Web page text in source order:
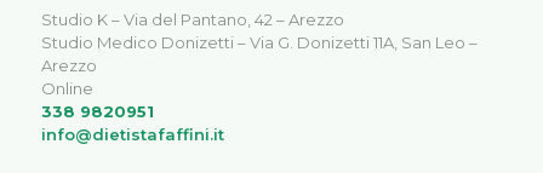
Studio K – Via del Pantano, 42 – Arezzo
Studio Medico Donizetti – Via G. Donizetti 11A, San Leo –
Arezzo
Online
338 9820951
info@dietistafaffini.it